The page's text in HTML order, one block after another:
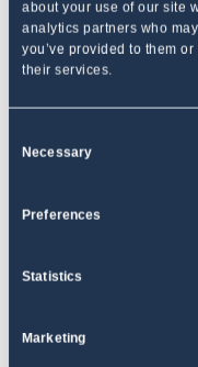
about your use of our site
analytics partners who
you’ve provided to them
their services.
Selection
Necessary
Preferences
Statistics
Marketing
Sledujte svoji značku